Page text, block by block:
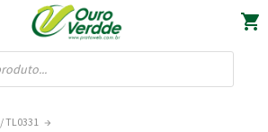
OURO VERDDE shopping_cart
/ TL0331